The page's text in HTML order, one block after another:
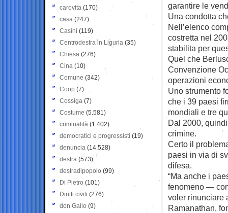
garantire le
Una condotta
Nell’elenco
costretta nel
stabilita per
Quel che
Convenzione
operazioni
Uno strumento
che i 39 paesi
mondiali e tre
Dal 2000,
crimine.
Certo il
paesi in via di
difesa.
“Ma anche i
fenomeno —
voler rinunciare
Ramanathan,
carovita (170)
casa (247)
Casini (119)
Centrodestra in Liguria (35)
Chiesa (276)
Cina (10)
Comune (342)
Coop (7)
Cossiga (7)
Costume (5.581)
criminalità (1.402)
democratici e progressisti (19)
denuncia (14.528)
destra (573)
destradipopolo (99)
Di Pietro (101)
Diritti civili (276)
don Gallo (9)